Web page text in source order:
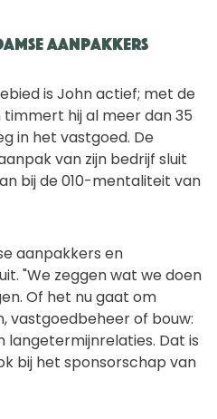
aanpakkers
is John actief; met de
timmert hij al meer dan 35
in het vastgoed. De
van zijn bedrijf sluit
bij de 010-mentaliteit van
aanpakkers en
"We zeggen wat we doen
Of het nu gaat om
vastgoedbeheer of bouw:
langetermijnrelaties. Dat is
bij het sponsorschap van